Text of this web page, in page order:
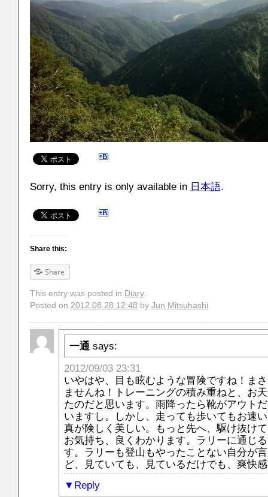
Sorry, this entry is only available in 日本語.
Share this:
Share
This entry was posted in Diary.
Posted on 2012.08.28 12:48 by Jun Mitsuhashi
一通 says:
2012/09/03 23:31
いやはや、目も眩むような冒険ですね！ま
ませんね！トレーニングの積み重ねと、お
たのだと思います。雨降ったら靴がアウト
いますし。しかし、走っても歩いてもお速
真が険しく美しい。もっと先へ、駆け抜け
お気持ち、良くわかります。ラリーに通じ
す。ラリーも登山もやったことない自分が
ど、見ていても、見ているだけでも、爽快
Reply